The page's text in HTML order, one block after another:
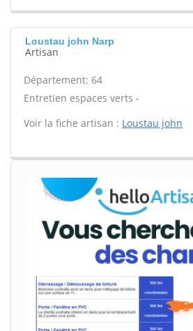
Loustau john Narp
Artisan
Département: 64
Entretien espaces verts -
Voir la fiche artisan : Loustau john